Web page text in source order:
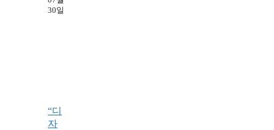
30일
“디
자